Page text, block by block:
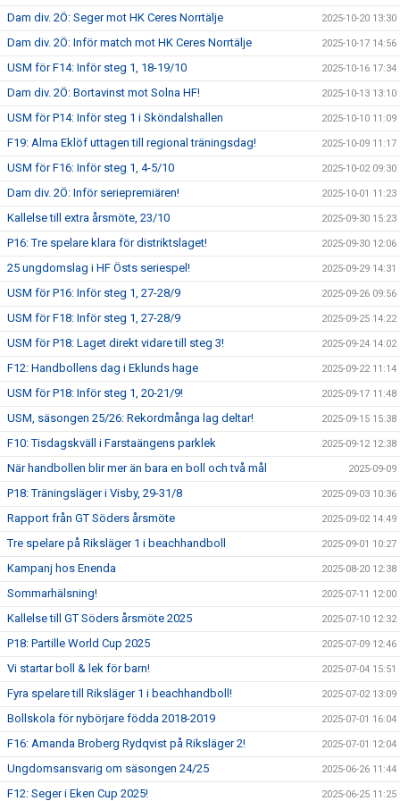
Dam div. 2Ö: Seger mot HK Ceres Norrtälje 2025-10-20 13:30
Dam div. 2Ö: Inför match mot HK Ceres Norrtälje 2025-10-17 14:56
USM för F14: Inför steg 1, 18-19/10 2025-10-16 17:34
Dam div. 2Ö: Bortavinst mot Solna HF! 2025-10-13 13:10
USM för P14: Inför steg 1 i Sköndalshallen 2025-10-10 11:09
F19: Alma Eklöf uttagen till regional träningsdag! 2025-10-09 11:17
USM för F16: Inför steg 1, 4-5/10 2025-10-02 09:30
Dam div. 2Ö: Inför seriepremiären! 2025-10-01 11:23
Kallelse till extra årsmöte, 23/10 2025-09-30 15:23
P16: Tre spelare klara för distriktslaget! 2025-09-30 12:06
25 ungdomslag i HF Östs seriespel! 2025-09-29 14:31
USM för P16: Inför steg 1, 27-28/9 2025-09-26 09:56
USM för F18: Inför steg 1, 27-28/9 2025-09-25 14:22
USM för P18: Laget direkt vidare till steg 3! 2025-09-24 14:02
F12: Handbollens dag i Eklunds hage 2025-09-22 11:14
USM för P18: Inför steg 1, 20-21/9! 2025-09-17 11:48
USM, säsongen 25/26: Rekordmånga lag deltar! 2025-09-15 15:38
F10: Tisdagskväll i Farstaängens parklek 2025-09-12 12:38
När handbollen blir mer än bara en boll och två mål 2025-09-09
P18: Träningsläger i Visby, 29-31/8 2025-09-03 10:36
Rapport från GT Söders årsmöte 2025-09-02 14:49
Tre spelare på Riksläger 1 i beachhandboll 2025-09-01 10:27
Kampanj hos Enenda 2025-08-20 12:38
Sommarhälsning! 2025-07-11 12:00
Kallelse till GT Söders årsmöte 2025 2025-07-10 12:32
P18: Partille World Cup 2025 2025-07-09 12:46
Vi startar boll & lek för barn! 2025-07-04 15:51
Fyra spelare till Riksläger 1 i beachhandboll! 2025-07-02 13:09
Bollskola för nybörjare födda 2018-2019 2025-07-01 16:04
F16: Amanda Broberg Rydqvist på Riksläger 2! 2025-07-01 12:04
Ungdomsansvarig om säsongen 24/25 2025-06-26 11:44
F12: Seger i Eken Cup 2025! 2025-06-25 11:25